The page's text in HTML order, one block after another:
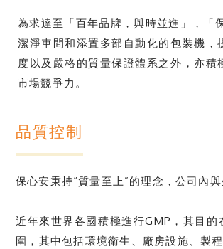
為求達至「百年品牌，與時並進」，「
潔淨車間和添置多部自動化的包裝機
度以及嚴格的質量保證體系之外，亦
市場競爭力。
品質控制
保心安秉持“質量至上”的理念，公司內
近年來世界各國積極進行GMP，其目
圍，其中包括環境衛生、廠房設施、製